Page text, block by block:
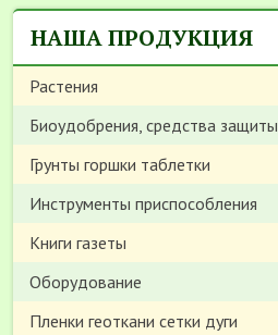
НАША ПРОДУКЦИЯ
Растения
Биоудобрения, средства защиты
Грунты горшки таблетки
Инструменты приспособления
Книги газеты
Оборудование
Пленки геоткани сетки дуги